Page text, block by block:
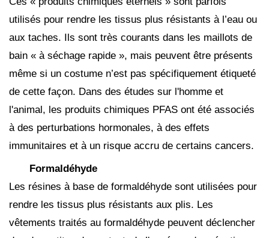
utilisés pour rendre les tissus plus résistants à l’eau ou
aux taches. Ils sont très courants dans les maillots de
bain « à séchage rapide », mais peuvent être présents
même si un costume n’est pas spécifiquement étiqueté
de cette façon. Dans des études sur l'homme et
l'animal, les produits chimiques PFAS ont été associés
à des perturbations hormonales, à des effets
immunitaires et à un risque accru de certains cancers.
Formaldéhyde
Les résines à base de formaldéhyde sont utilisées pour
rendre les tissus plus résistants aux plis. Les
vêtements traités au formaldéhyde peuvent déclencher